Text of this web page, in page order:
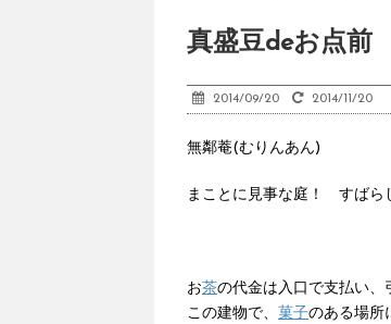
真盛豆deお点前
2014/09/20 2014/11/20
無鄰菴(むりんあん)
まことに見事な庭！ すばら
お茶の代金は入口で支払い、
この建物で、 菓子のある場所